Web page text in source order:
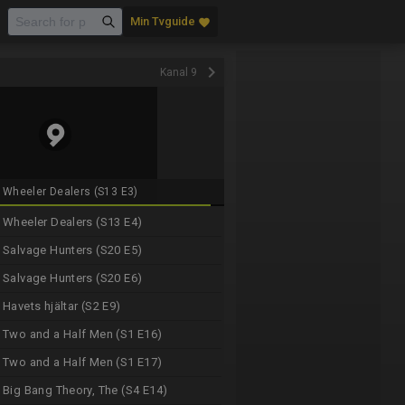
Min Tvguide favorite
Kanal 9 keyboard_arrow_right
Wheeler Dealers (S13 E3)
Wheeler Dealers (S13 E4)
Salvage Hunters (S20 E5)
Salvage Hunters (S20 E6)
Havets hjältar (S2 E9)
Two and a Half Men (S1 E16)
Two and a Half Men (S1 E17)
Big Bang Theory, The (S4 E14)